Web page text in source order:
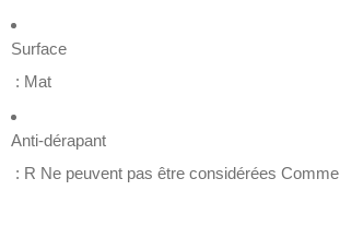
Surface
: Mat
Anti-dérapant
: R Ne peuvent pas être considérées Comme